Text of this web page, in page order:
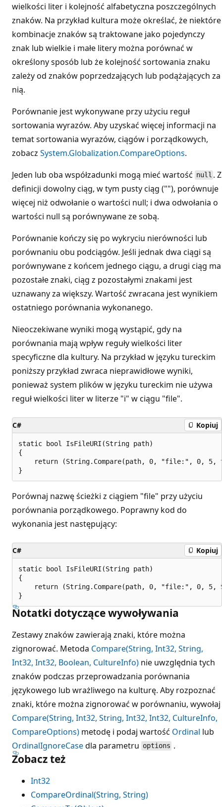
wielkości liter i kolejność alfabetyczna poszczególnych
znaków. Na przykład kultura może określać, że niektóre
kombinacje znaków są traktowane jako pojedynczy
znak lub wielkie i małe litery można porównać w
określony sposób lub że kolejność sortowania znaku
zależy od znaków poprzedzających lub podążających za
nią.
Porównanie jest wykonywane przy użyciu reguł
sortowania wyrazów. Aby uzyskać więcej informacji na
temat sortowania wyrazów, ciągów i porządkowych,
zobacz System.Globalization.CompareOptions.
Jeden lub oba współzadunki mogą mieć wartość null . Z
definicji dowolny ciąg, w tym pusty ciąg (""), porównuje
więcej niż odwołanie o wartości null; i dwa odwołania o
wartości null są porównywane ze sobą.
Porównanie kończy się po wykryciu nierówności lub
porównaniu obu podciągów. Jeśli jednak dwa ciągi są
porównywane z końcem jednego ciągu, a drugi ciąg ma
pozostałe znaki, ciąg z pozostałymi znakami jest
uznawany za większy. Wartość zwracana jest wynikiem
ostatniego porównania wykonanego.
Nieoczekiwane wyniki mogą wystąpić, gdy na
porównania mają wpływ reguły wielkości liter
specyficzne dla kultury. Na przykład w języku tureckim
poniższy przykład zwraca nieprawidłowe wyniki,
ponieważ system plików w języku tureckim nie używa
reguł wielkości liter w literze "i" w ciągu "file".
C# Kopiuj
static bool IsFileURI(String path)
{
return (String.Compare(path, 0, "file:", 0, 5,
Porównaj nazwę ścieżki z ciągiem "file" przy użyciu
porównania porządkowego. Poprawny kod do
wykonania jest następujący:
C# Kopiuj
static bool IsFileURI(String path)
{
return (String.Compare(path, 0, "file:", 0, 5,
Notatki dotyczące wywoływania
Zestawy znaków zawierają znaki, które można
zignorować. Metoda Compare(String, Int32, String,
Int32, Int32, Boolean, CultureInfo) nie uwzględnia tych
znaków podczas przeprowadzania porównania
językowego lub wrażliwego na kulturę. Aby rozpoznać
znaki, które można zignorować w porównaniu, wywołaj
Compare(String, Int32, String, Int32, Int32, CultureInfo,
CompareOptions) metodę i podaj wartość Ordinal lub
OrdinalIgnoreCasedla parametru options .
Zobacz też
Int32
CompareOrdinal(String, String)